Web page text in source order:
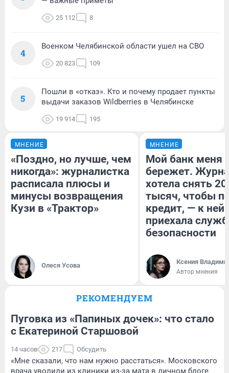
25 112 8
4
Военком Челябинской области ушел на СВО
20 823 109
5
Пошли в «отказ». Кто и почему продает пункты
выдачи заказов Wildberries в Челябинске
19 914 195
МНЕНИЕ
«Поздно, но лучше, чем
никогда»: журналистка
расписала плюсы и
минусы возвращения
Кузи в «Трактор»
Олеся Усова
МНЕНИЕ
Мой банк меня
бережет.
хотела снять
тысяч, чтобы
кредит, — к
приехала
безопасности
Ксения
Автор мнения
РЕКОМЕНДУЕМ
Пуговка из «Папиных дочек»: что стало
с Екатериной Старшовой
14 часов 217 Обсудить
«Мне сказали, что нам нужно расстаться». Московского
врача уволили из клиники из-за мата в личном блоге